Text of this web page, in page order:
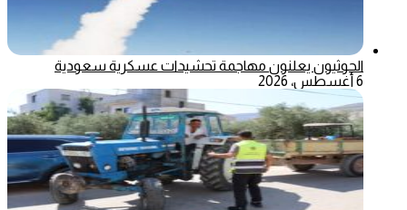
الحوثيون يعلنون مهاجمة تحشيدات عسكرية سعودية
6 أغسطس، 2026